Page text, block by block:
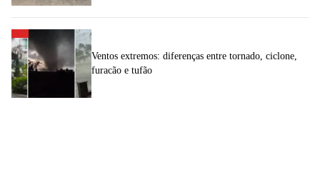
Ventos extremos: diferenças entre tornado, ciclone,
furacão e tufão